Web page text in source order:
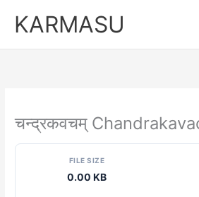
KARMASU
चन्द्रकवचम्
FILE SIZE
0.00 KB